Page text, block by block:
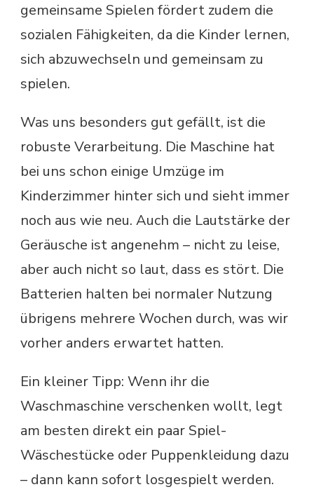
gemeinsame Spielen fördert zudem die
sozialen Fähigkeiten, da die Kinder lernen,
sich abzuwechseln und gemeinsam zu
spielen.
Was uns besonders gut gefällt, ist die
robuste Verarbeitung. Die Maschine hat
bei uns schon einige Umzüge im
Kinderzimmer hinter sich und sieht immer
noch aus wie neu. Auch die Lautstärke der
Geräusche ist angenehm – nicht zu leise,
aber auch nicht so laut, dass es stört. Die
Batterien halten bei normaler Nutzung
übrigens mehrere Wochen durch, was wir
vorher anders erwartet hatten.
Ein kleiner Tipp: Wenn ihr die
Waschmaschine verschenken wollt, legt
am besten direkt ein paar Spiel-
Wäschestücke oder Puppenkleidung dazu
– dann kann sofort losgespielt werden.